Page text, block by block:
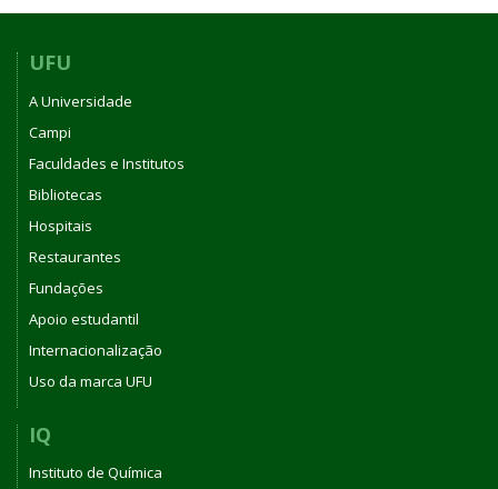
UFU
A Universidade
Campi
Faculdades e Institutos
Bibliotecas
Hospitais
Restaurantes
Fundações
Apoio estudantil
Internacionalização
Uso da marca UFU
IQ
Instituto de Química